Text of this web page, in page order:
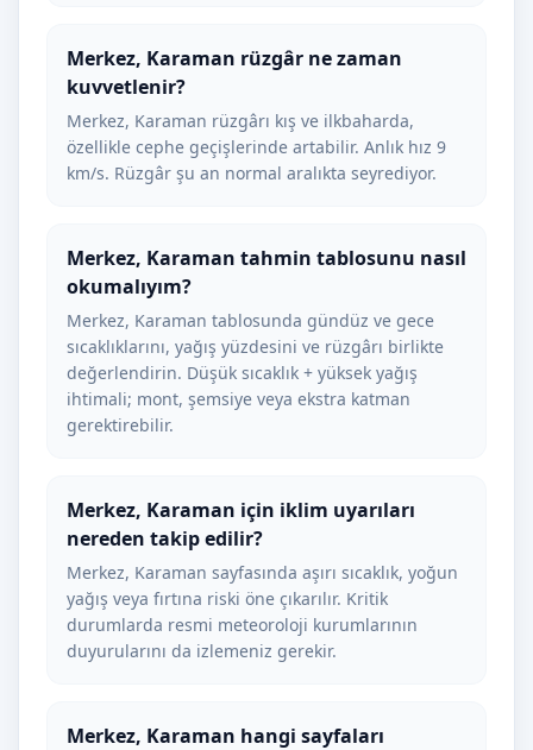
Merkez, Karaman rüzgâr ne zaman
kuvvetlenir?
Merkez, Karaman rüzgârı kış ve ilkbaharda,
özellikle cephe geçişlerinde artabilir. Anlık hız 9
km/s. Rüzgâr şu an normal aralıkta seyrediyor.
Merkez, Karaman tahmin tablosunu nasıl
okumalıyım?
Merkez, Karaman tablosunda gündüz ve gece
sıcaklıklarını, yağış yüzdesini ve rüzgârı birlikte
değerlendirin. Düşük sıcaklık + yüksek yağış
ihtimali; mont, şemsiye veya ekstra katman
gerektirebilir.
Merkez, Karaman için iklim uyarıları
nereden takip edilir?
Merkez, Karaman sayfasında aşırı sıcaklık, yoğun
yağış veya fırtına riski öne çıkarılır. Kritik
durumlarda resmi meteoroloji kurumlarının
duyurularını da izlemeniz gerekir.
Merkez, Karaman hangi sayfaları